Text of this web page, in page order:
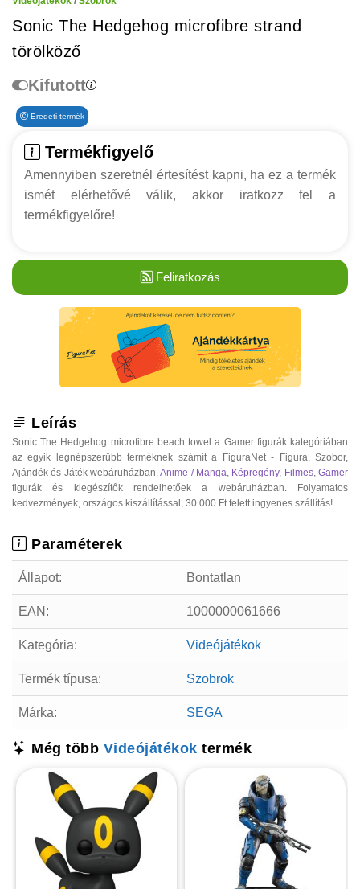
Sonic The Hedgehog microfibre strand
törölköző
Kifutott
Eredeti termék
Termékfigyelő
Amennyiben szeretnél értesítést kapni, ha ez a termék
ismét elérhetővé válik, akkor iratkozz fel a
termékfigyelőre!
Feliratkozás
Leírás
Sonic The Hedgehog microfibre beach towel a Gamer figurák kategóriában
az egyik legnépszerűbb terméknek számít a FiguraNet - Figura, Szobor,
Ajándék és Játék webáruházban.Anime / Manga Képregény, Filmes,Gamer
figurák és kiegészítők rendelhetőek a webáruházban. Folyamatos
kedvezmények, országos kiszállítással, 30 000 Ft felett ingyenes szállítás!.
Paraméterek
Állapot: Bontatlan
EAN: 1000000061666
Kategória: Videójátékok
Termék típusa: Szobrok
Márka: SEGA
Még több Videójátékok termék